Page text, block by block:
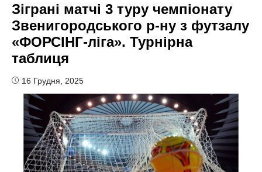
Зіграні матчі 3 туру чемпіонату
Звенигородського р-ну з футзалу
«ФОРСІНГ-ліга». Турнірна
таблиця
16 Грудня, 2025